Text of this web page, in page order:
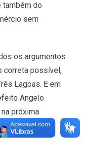
também do
sem
os argumentos
correta possível,
Lagoas. E em
Angelo
próxima
disse